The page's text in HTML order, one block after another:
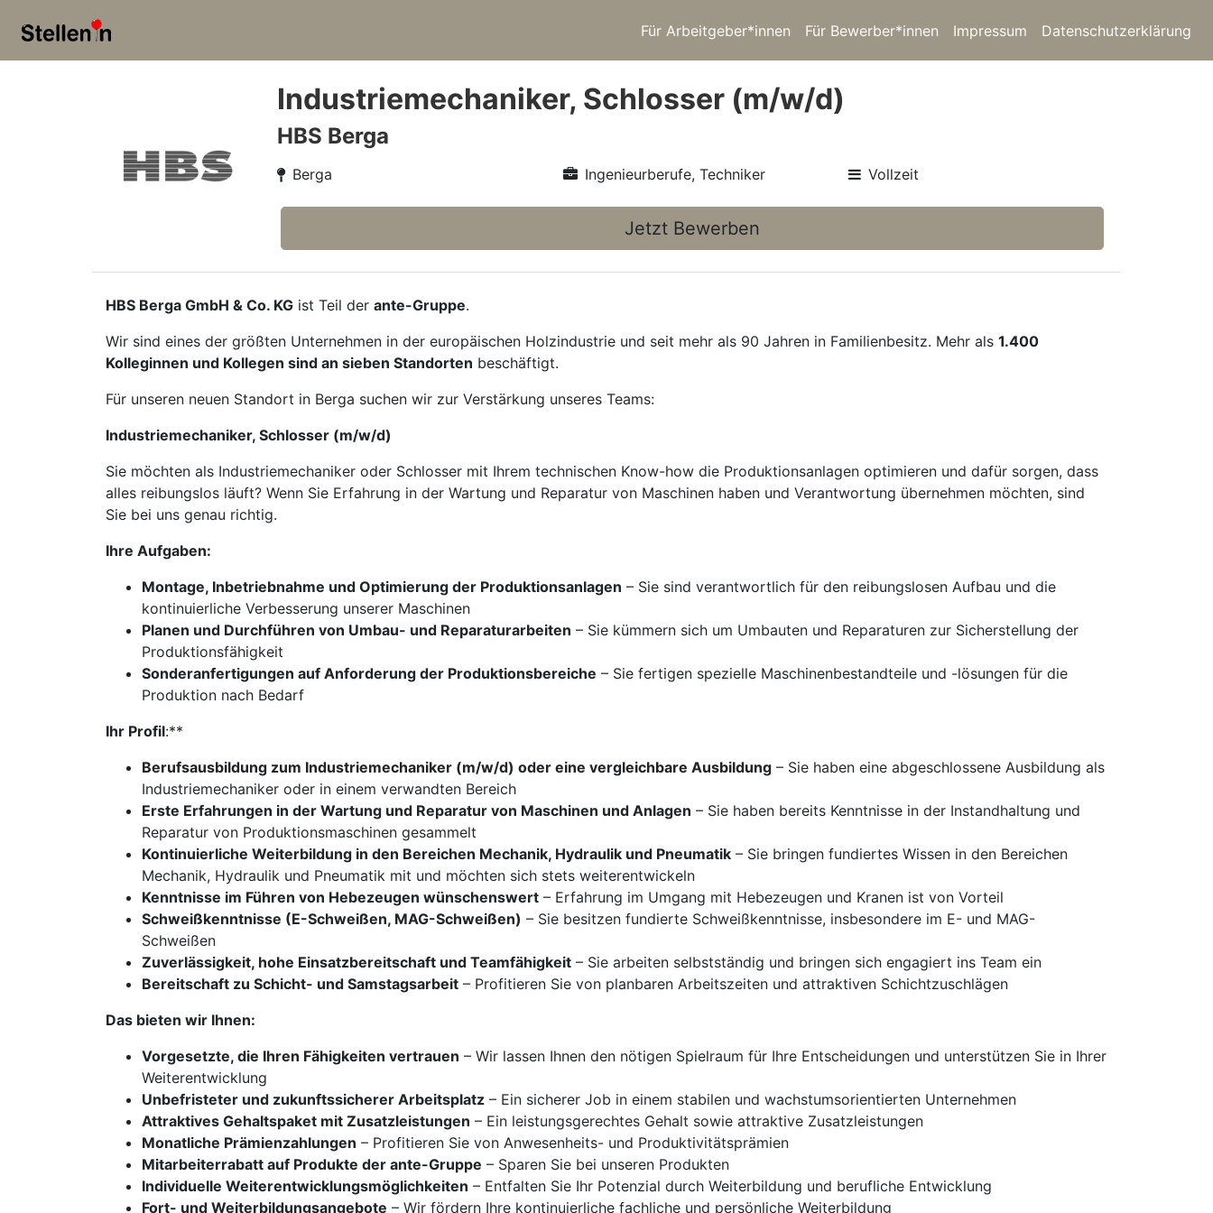
Für Arbeitgeber*innen Für Bewerber*innen Impressum Datenschutzerklärung
Industriemechaniker, Schlosser (m/w/d)
HBS Berga
Berga Ingenieurberufe, Techniker Vollzeit
Jetzt Bewerben
HBS Berga GmbH & Co. KG ist Teil der ante-Gruppe.
Wir sind eines der größten Unternehmen in der europäischen Holzindustrie und seit mehr als 90 Jahren in Familienbesitz. Mehr als 1.400
Kolleginnen und Kollegen sind an sieben Standorten beschäftigt.
Für unseren neuen Standort in Berga suchen wir zur Verstärkung unseres Teams:
Industriemechaniker, Schlosser (m/w/d)
Sie möchten als Industriemechaniker oder Schlosser mit Ihrem technischen Know-how die Produktionsanlagen optimieren und dafür sorgen, dass
alles reibungslos läuft? Wenn Sie Erfahrung in der Wartung und Reparatur von Maschinen haben und Verantwortung übernehmen möchten, sind
Sie bei uns genau richtig.
Ihre Aufgaben:
Montage, Inbetriebnahme und Optimierung der Produktionsanlagen – Sie sind verantwortlich für den reibungslosen Aufbau und die
kontinuierliche Verbesserung unserer Maschinen
Planen und Durchführen von Umbau- und Reparaturarbeiten – Sie kümmern sich um Umbauten und Reparaturen zur Sicherstellung der
Produktionsfähigkeit
Sonderanfertigungen auf Anforderung der Produktionsbereiche – Sie fertigen spezielle Maschinenbestandteile und -lösungen für die
Produktion nach Bedarf
Ihr Profil:**
Berufsausbildung zum Industriemechaniker (m/w/d) oder eine vergleichbare Ausbildung – Sie haben eine abgeschlossene Ausbildung als
Industriemechaniker oder in einem verwandten Bereich
Erste Erfahrungen in der Wartung und Reparatur von Maschinen und Anlagen – Sie haben bereits Kenntnisse in der Instandhaltung und
Reparatur von Produktionsmaschinen gesammelt
Kontinuierliche Weiterbildung in den Bereichen Mechanik, Hydraulik und Pneumatik – Sie bringen fundiertes Wissen in den Bereichen
Mechanik, Hydraulik und Pneumatik mit und möchten sich stets weiterentwickeln
Kenntnisse im Führen von Hebezeugen wünschenswert – Erfahrung im Umgang mit Hebezeugen und Kranen ist von Vorteil
Schweißkenntnisse (E-Schweißen, MAG-Schweißen) – Sie besitzen fundierte Schweißkenntnisse, insbesondere im E- und MAG-
Schweißen
Zuverlässigkeit, hohe Einsatzbereitschaft und Teamfähigkeit – Sie arbeiten selbstständig und bringen sich engagiert ins Team ein
Bereitschaft zu Schicht- und Samstagsarbeit – Profitieren Sie von planbaren Arbeitszeiten und attraktiven Schichtzuschlägen
Das bieten wir Ihnen:
Vorgesetzte, die Ihren Fähigkeiten vertrauen – Wir lassen Ihnen den nötigen Spielraum für Ihre Entscheidungen und unterstützen Sie in Ihrer
Weiterentwicklung
Unbefristeter und zukunftssicherer Arbeitsplatz – Ein sicherer Job in einem stabilen und wachstumsorientierten Unternehmen
Attraktives Gehaltspaket mit Zusatzleistungen – Ein leistungsgerechtes Gehalt sowie attraktive Zusatzleistungen
Monatliche Prämienzahlungen – Profitieren Sie von Anwesenheits- und Produktivitätsprämien
Mitarbeiterrabatt auf Produkte der ante-Gruppe – Sparen Sie bei unseren Produkten
Individuelle Weiterentwicklungsmöglichkeiten – Entfalten Sie Ihr Potenzial durch Weiterbildung und berufliche Entwicklung
Fort- und Weiterbildungsangebote – Wir fördern Ihre kontinuierliche fachliche und persönliche Weiterbildung